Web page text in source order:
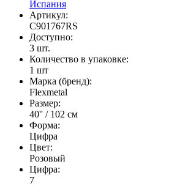
Испания
Артикул:
C901767RS
Доступно:
3 шт.
Количество в упаковке:
1 шт
Марка (бренд):
Flexmetal
Размер:
40'' / 102 см
Форма:
Цифра
Цвет:
Розовый
Цифра:
7